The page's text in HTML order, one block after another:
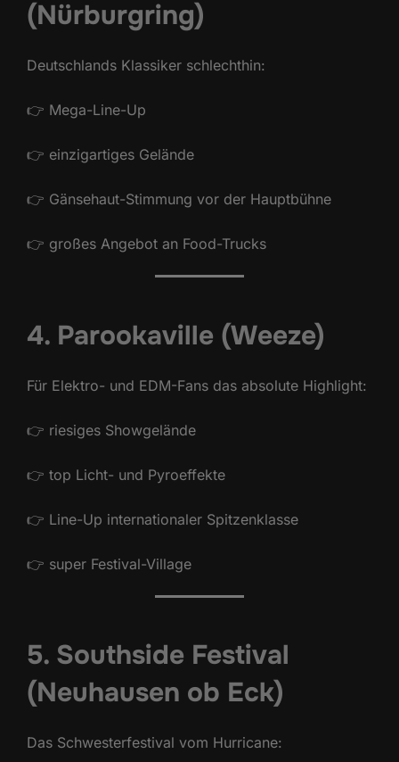
(Nürburgring)
Deutschlands Klassiker schlechthin:
👉 Mega-Line-Up
👉 einzigartiges Gelände
👉 Gänsehaut-Stimmung vor der Hauptbühne
👉 großes Angebot an Food-Trucks
4. Parookaville (Weeze)
Für Elektro- und EDM-Fans das absolute Highlight:
👉 riesiges Showgelände
👉 top Licht- und Pyroeffekte
👉 Line-Up internationaler Spitzenklasse
👉 super Festival-Village
5. Southside Festival
(Neuhausen ob Eck)
Das Schwesterfestival vom Hurricane: